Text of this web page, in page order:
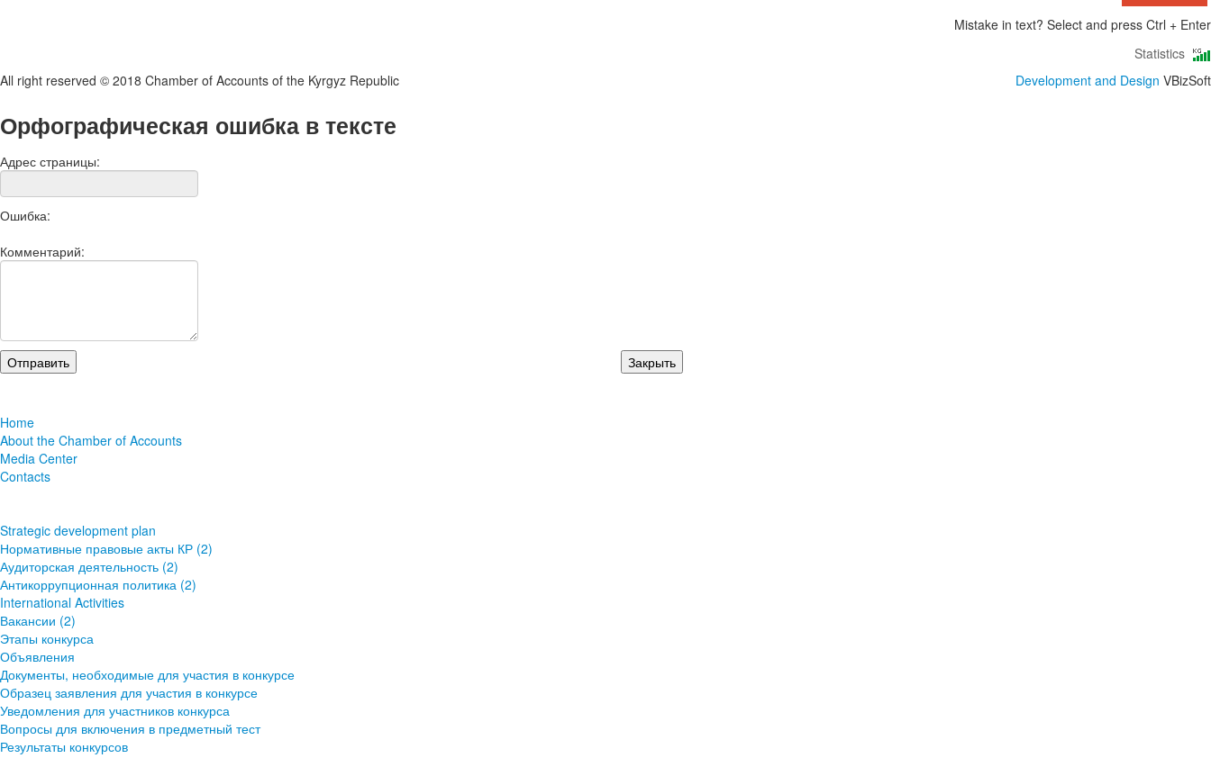
Mistake in text? Select and press Ctrl + Enter
Statistics
All right reserved © 2018 Chamber of Accounts of the Kyrgyz Republic
Development and Design VBizSoft
Орфографическая ошибка в тексте
Адрес страницы:
Ошибка:
Комментарий:
Home
About the Chamber of Accounts
Media Center
Contacts
Strategic development plan
Нормативные правовые акты КР (2)
Аудиторская деятельность (2)
Антикоррупционная политика (2)
International Activities
Вакансии (2)
Этапы конкурса
Объявления
Документы, необходимые для участия в конкурсе
Образец заявления для участия в конкурсе
Уведомления для участников конкурса
Вопросы для включения в предметный тест
Результаты конкурсов